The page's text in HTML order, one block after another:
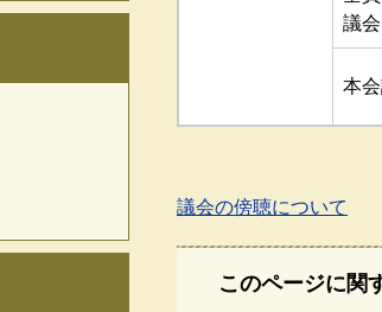
議会
本
議会の傍聴について
このページに関